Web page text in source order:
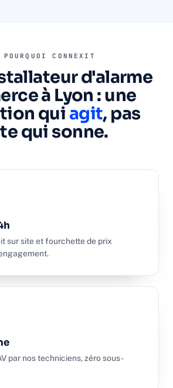
POURQUOI CONNEXIT
d'alarme
à Lyon : une
qui agit, pas
qui sonne.
sur site et fourchette de prix
par nos techniciens, zéro sous-